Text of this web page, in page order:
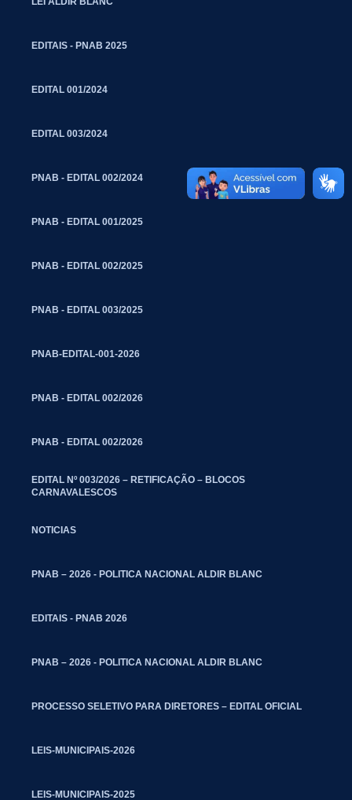
EDITAIS - PNAB 2025
EDITAL 001/2024
EDITAL 003/2024
PNAB - EDITAL 002/2024
PNAB - EDITAL 001/2025
PNAB - EDITAL 002/2025
PNAB - EDITAL 003/2025
PNAB-EDITAL-001-2026
PNAB - EDITAL 002/2026
PNAB - EDITAL 002/2026
EDITAL Nº 003/2026 – RETIFICAÇÃO – BLOCOS
CARNAVALESCOS
NOTICIAS
PNAB – 2026 - POLITICA NACIONAL ALDIR BLANC
EDITAIS - PNAB 2026
PNAB – 2026 - POLITICA NACIONAL ALDIR BLANC
PROCESSO SELETIVO PARA DIRETORES – EDITAL OFICIAL
LEIS-MUNICIPAIS-2026
LEIS-MUNICIPAIS-2025